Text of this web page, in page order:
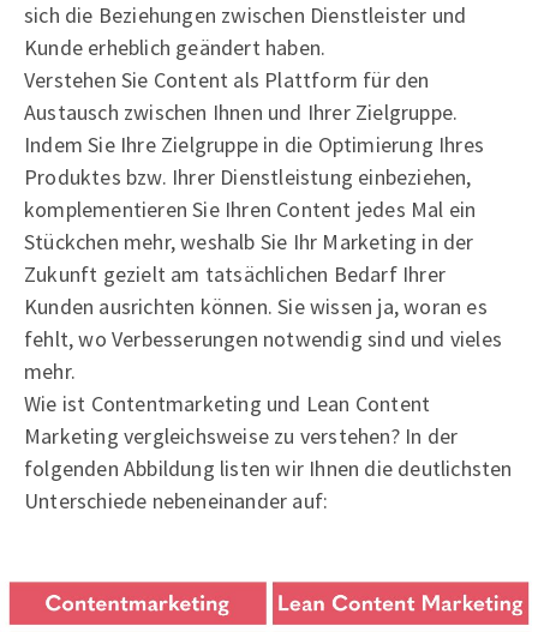
sich die Beziehungen zwischen Dienstleister und
Kunde erheblich geändert haben.
Verstehen Sie Content als Plattform für den
Austausch zwischen Ihnen und Ihrer Zielgruppe.
Indem Sie Ihre Zielgruppe in die Optimierung Ihres
Produktes bzw. Ihrer Dienstleistung einbeziehen,
komplementieren Sie Ihren Content jedes Mal ein
Stückchen mehr, weshalb Sie Ihr Marketing in der
Zukunft gezielt am tatsächlichen Bedarf Ihrer
Kunden ausrichten können. Sie wissen ja, woran es
fehlt, wo Verbesserungen notwendig sind und vieles
mehr.
Wie ist Contentmarketing und Lean Content
Marketing vergleichsweise zu verstehen? In der
folgenden Abbildung listen wir Ihnen die deutlichsten
Unterschiede nebeneinander auf: